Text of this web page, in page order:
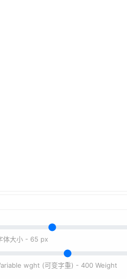
体大小 - 65 px
wght (可变字重) - 400 Weight